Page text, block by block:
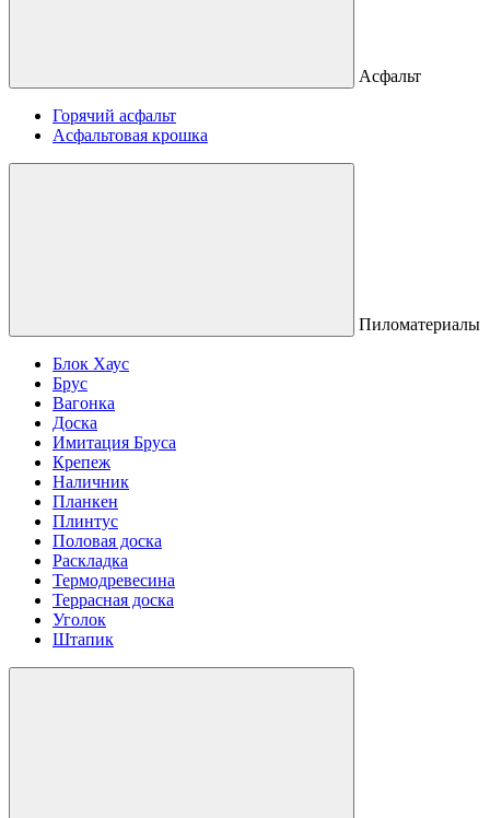
Асфальт
Горячий асфальт
Асфальтовая крошка
Пиломатериалы
Блок Хаус
Брус
Вагонка
Доска
Имитация Бруса
Крепеж
Наличник
Планкен
Плинтус
Половая доска
Раскладка
Термодревесина
Террасная доска
Уголок
Штапик